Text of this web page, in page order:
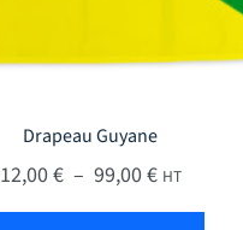
Drapeau Guyane
12,00€ – 99,00€Plage de
HT